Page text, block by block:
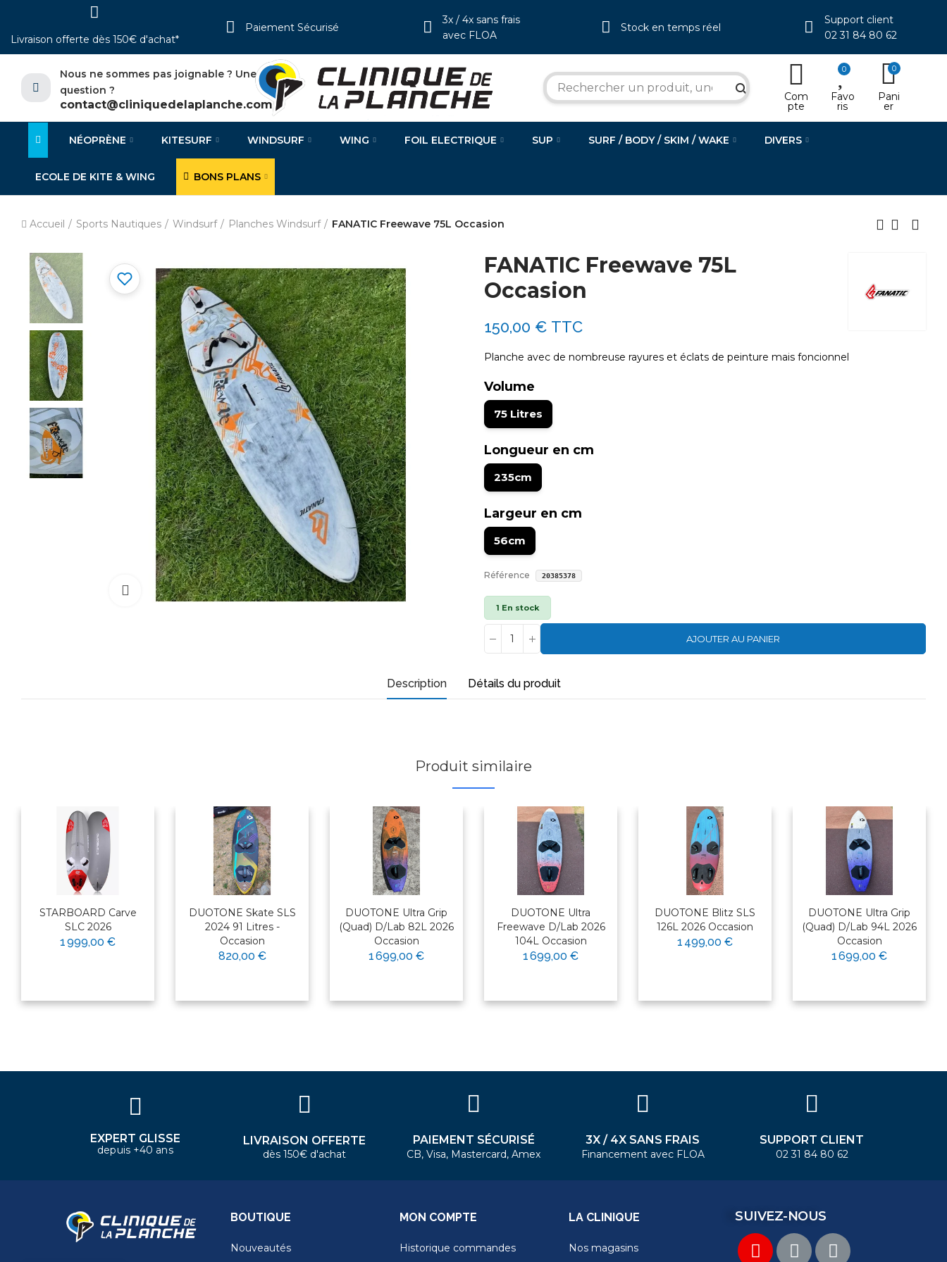
Livraison offerte dès 150€ d'achat*
Paiement Sécurisé
3x / 4x sans frais
avec FLOA
Stock en temps réel
Support client
02 31 84 80 62
Nous ne sommes pas joignable ? Une
question ?
contact@cliniquedelaplanche.com
search Com
pte
0
Favo
ris
0
Pani
er
NÉOPRÈNE KITESURF WINDSURF WING FOIL ELECTRIQUE SUP SURF / BODY / SKIM / WAKE DIVERS
ECOLE DE KITE & WING BONS PLANS
Accueil Sports Nautiques Windsurf Planches Windsurf FANATIC Freewave 75L Occasion
Cliquez pour agrandir
FANATIC Freewave 75L
Occasion
150,00 € TTC
Planche avec de nombreuse rayures et éclats de peinture mais foncionnel
Volume
75 Litres
Longueur en cm
235cm
Largeur en cm
56cm
Référence 20385378
1 En stock
AJOUTER AU PANIER
Description Détails du produit
Produit similaire
STARBOARD Carve
SLC 2026
1 999,00 €
DUOTONE Skate SLS
2024 91 Litres -
Occasion
820,00 €
DUOTONE Ultra Grip
(Quad) D/Lab 82L 2026
Occasion
1 699,00 €
DUOTONE Ultra
Freewave D/Lab 2026
104L Occasion
1 699,00 €
DUOTONE Blitz SLS
126L 2026 Occasion
1 499,00 €
DUOTONE Ultra Grip
(Quad) D/Lab 94L 2026
Occasion
1 699,00 €
×
EXPERT GLISSE
depuis +40 ans
LIVRAISON OFFERTE
dès 150€ d'achat
PAIEMENT SÉCURISÉ
CB, Visa, Mastercard, Amex
3X / 4X SANS FRAIS
Financement avec FLOA
SUPPORT CLIENT
02 31 84 80 62
BOUTIQUE
Nouveautés
MON COMPTE
Historique commandes
LA CLINIQUE
Nos magasins
SUIVEZ-NOUS